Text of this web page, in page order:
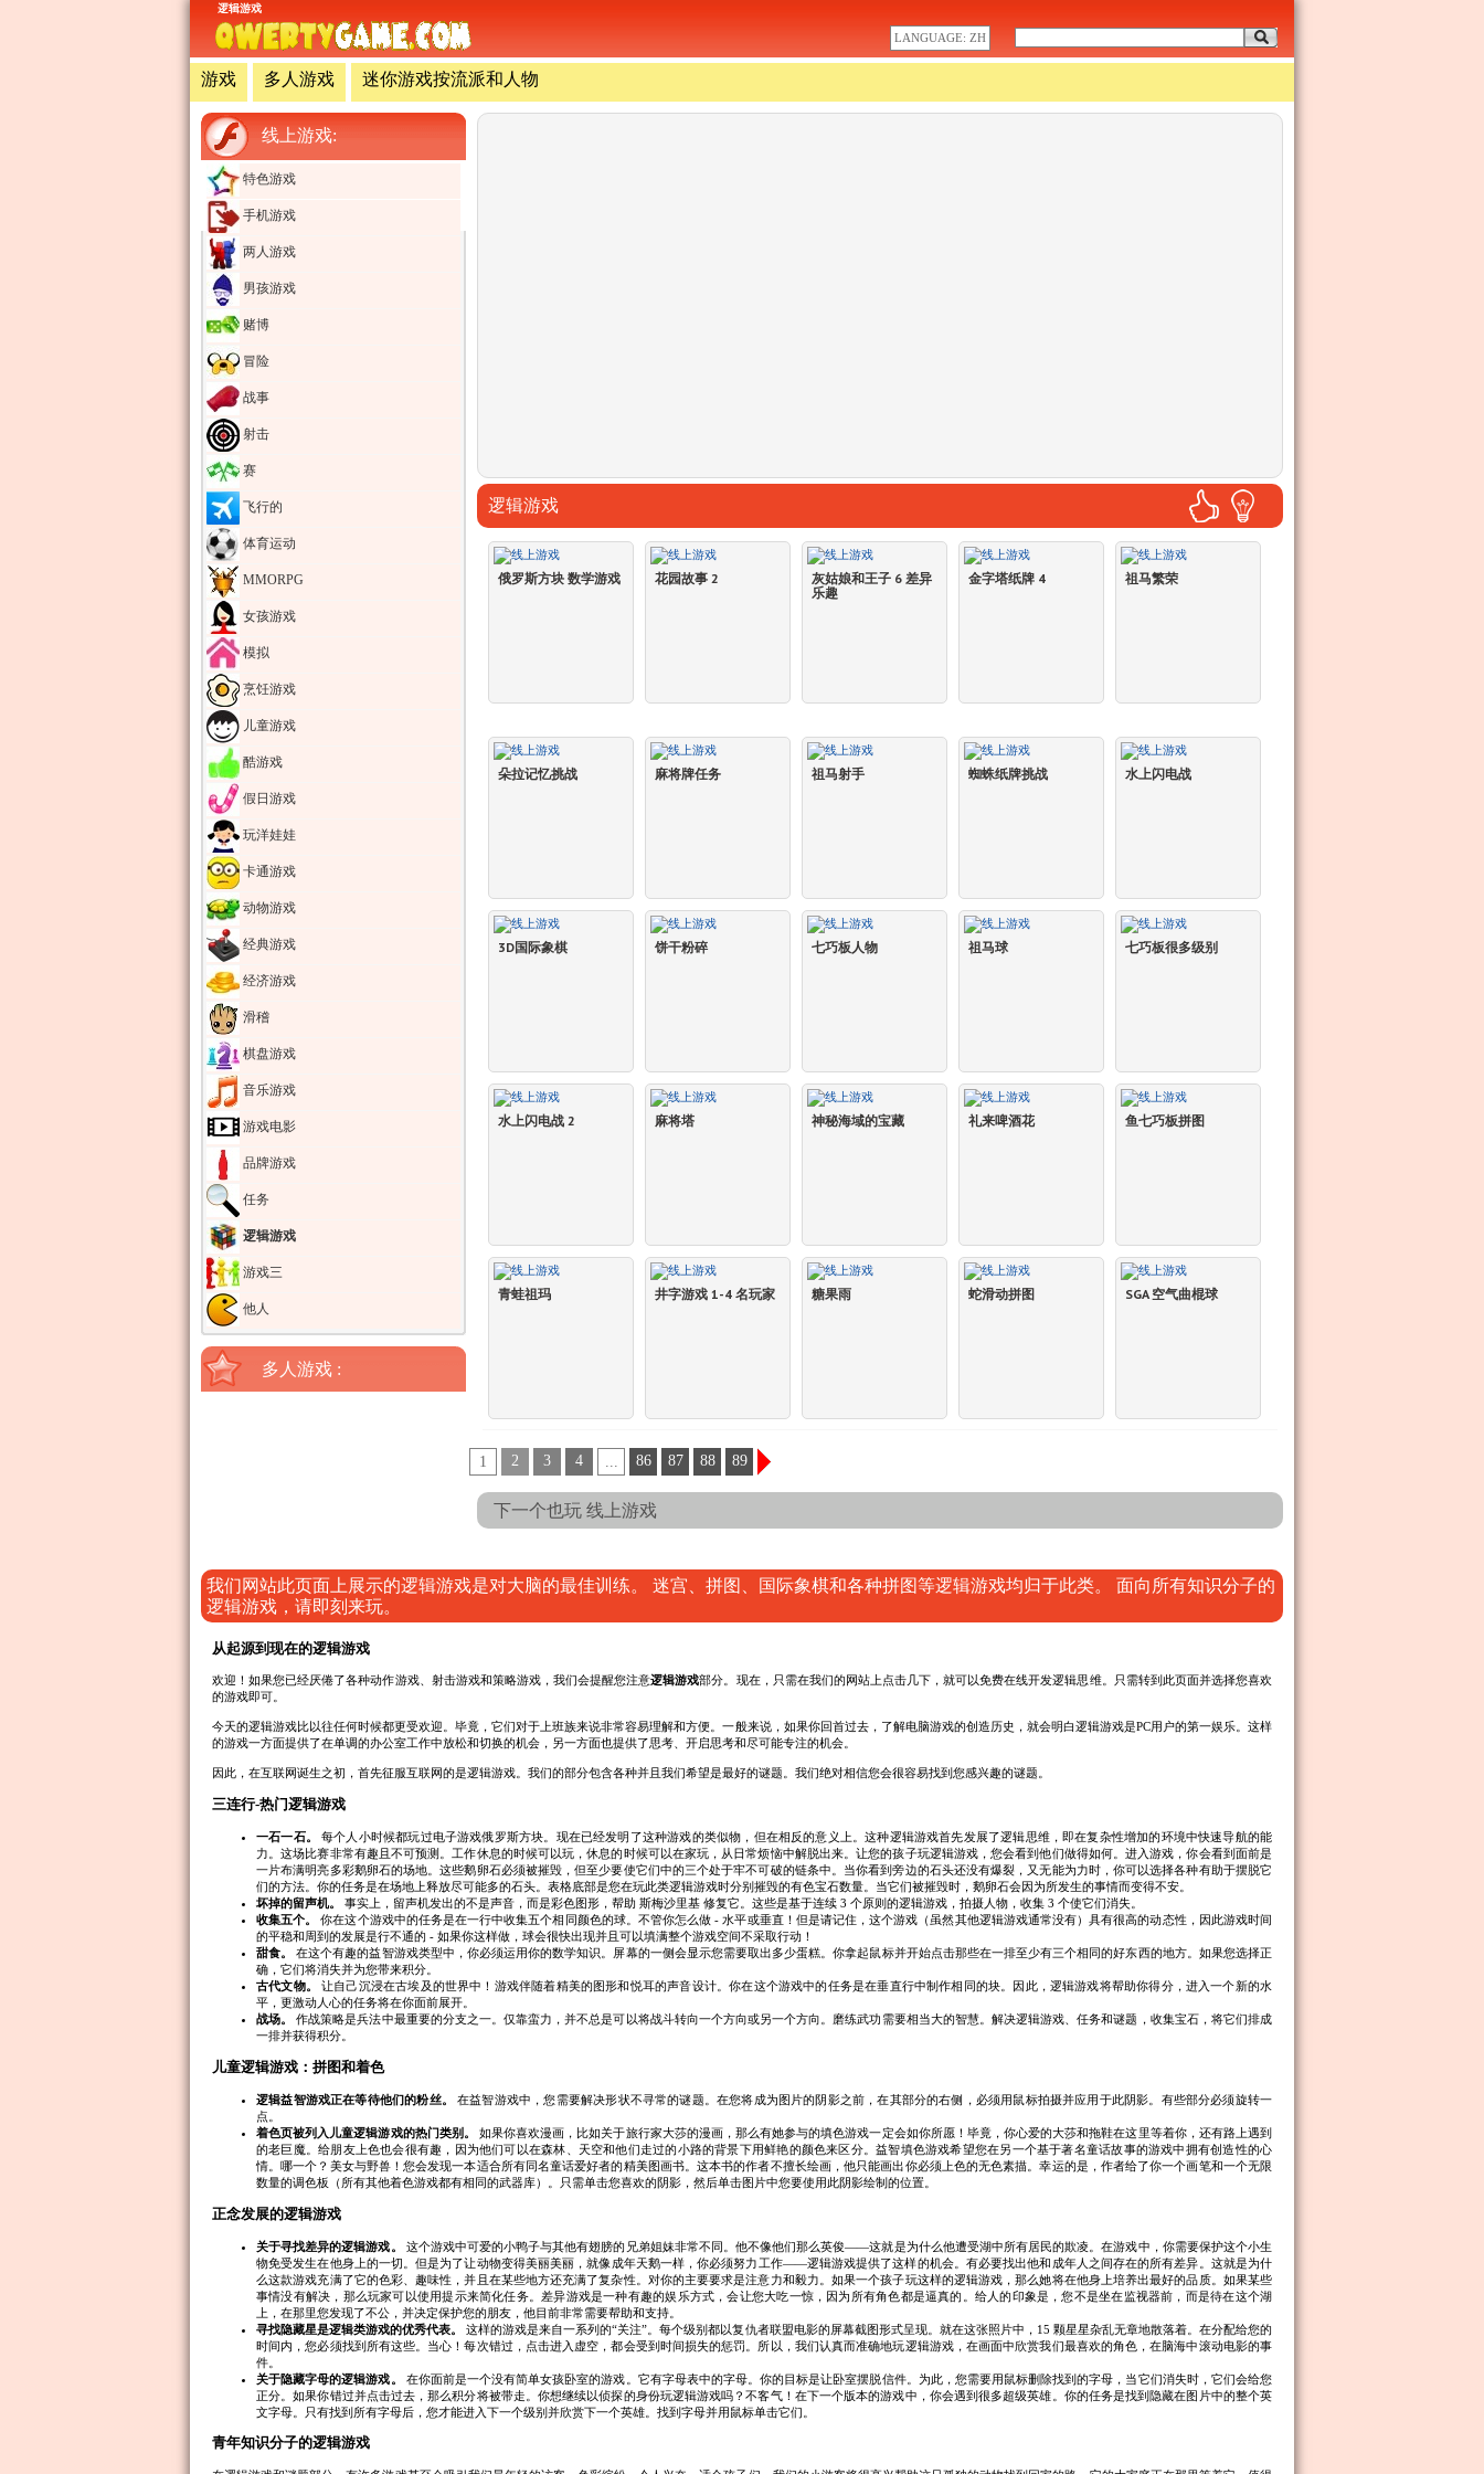
逻辑游戏
LANGUAGE: ZH
我们网站此页面上展示的逻辑游戏是对大脑的最佳训练。 迷宫、拼图、国际象棋和各种拼图等逻辑游戏均归于此类。 面向所有知识分子的
逻辑游戏，请即刻来玩。
从起源到现在的逻辑游戏
欢迎！如果您已经厌倦了各种动作游戏、射击游戏和策略游戏，我们会提醒您注意逻辑游戏部分。现在，只需在我们的网站上点击几下，就可以免费在线开发逻辑思维。只需转到此页面并选择您喜欢
的游戏即可。
今天的逻辑游戏比以往任何时候都更受欢迎。毕竟，它们对于上班族来说非常容易理解和方便。一般来说，如果你回首过去，了解电脑游戏的创造历史，就会明白逻辑游戏是PC用户的第一娱乐。这样
的游戏一方面提供了在单调的办公室工作中放松和切换的机会，另一方面也提供了思考、开启思考和尽可能专注的机会。
因此，在互联网诞生之初，首先征服互联网的是逻辑游戏。我们的部分包含各种并且我们希望是最好的谜题。我们绝对相信您会很容易找到您感兴趣的谜题。
三连行-热门逻辑游戏
一石一石。每个人小时候都玩过电子游戏俄罗斯方块。现在已经发明了这种游戏的类似物，但在相反的意义上。这种逻辑游戏首先发展了逻辑思维，即在复杂性增加的环境中快速导航的能
力。这场比赛非常有趣且不可预测。工作休息的时候可以玩，休息的时候可以在家玩，从日常烦恼中解脱出来。让您的孩子玩逻辑游戏，您会看到他们做得如何。进入游戏，你会看到面前是
一片布满明亮多彩鹅卵石的场地。这些鹅卵石必须被摧毁，但至少要使它们中的三个处于牢不可破的链条中。当你看到旁边的石头还没有爆裂，又无能为力时，你可以选择各种有助于摆脱它
们的方法。你的任务是在场地上释放尽可能多的石头。表格底部是您在玩此类逻辑游戏时分别摧毁的有色宝石数量。当它们被摧毁时，鹅卵石会因为所发生的事情而变得不安。
坏掉的留声机。 事实上，留声机发出的不是声音，而是彩色图形，帮助 斯梅沙里基 修复它。这些是基于连续 3 个原则的逻辑游戏，拍摄人物，收集 3 个使它们消失。
收集五个。你在这个游戏中的任务是在一行中收集五个相同颜色的球。不管你怎么做 - 水平或垂直！但是请记住，这个游戏（虽然其他逻辑游戏通常没有）具有很高的动态性，因此游戏时间
的平稳和周到的发展是行不通的 - 如果你这样做，球会很快出现并且可以填满整个游戏空间不采取行动！
甜食。在这个有趣的益智游戏类型中，你必须运用你的数学知识。屏幕的一侧会显示您需要取出多少蛋糕。你拿起鼠标并开始点击那些在一排至少有三个相同的好东西的地方。如果您选择正
确，它们将消失并为您带来积分。
古代文物。让自己沉浸在古埃及的世界中！游戏伴随着精美的图形和悦耳的声音设计。你在这个游戏中的任务是在垂直行中制作相同的块。因此，逻辑游戏将帮助你得分，进入一个新的水
平，更激动人心的任务将在你面前展开。
战场。作战策略是兵法中最重要的分支之一。仅靠蛮力，并不总是可以将战斗转向一个方向或另一个方向。磨练武功需要相当大的智慧。解决逻辑游戏、任务和谜题，收集宝石，将它们排成
一排并获得积分。
儿童逻辑游戏：拼图和着色
逻辑益智游戏正在等待他们的粉丝。在益智游戏中，您需要解决形状不寻常的谜题。在您将成为图片的阴影之前，在其部分的右侧，必须用鼠标拍摄并应用于此阴影。有些部分必须旋转一
点。
着色页被列入儿童逻辑游戏的热门类别。 如果你喜欢漫画，比如关于旅行家大莎的漫画，那么有她参与的填色游戏一定会如你所愿！毕竟，你心爱的大莎和拖鞋在这里等着你，还有路上遇到
的老巨魔。给朋友上色也会很有趣，因为他们可以在森林、天空和他们走过的小路的背景下用鲜艳的颜色来区分。益智填色游戏希望您在另一个基于著名童话故事的游戏中拥有创造性的心
情。哪一个？美女与野兽！您会发现一本适合所有同名童话爱好者的精美图画书。这本书的作者不擅长绘画，他只能画出你必须上色的无色素描。幸运的是，作者给了你一个画笔和一个无限
数量的调色板（所有其他着色游戏都有相同的武器库）。只需单击您喜欢的阴影，然后单击图片中您要使用此阴影绘制的位置。
正念发展的逻辑游戏
关于寻找差异的逻辑游戏。 这个游戏中可爱的小鸭子与其他有翅膀的兄弟姐妹非常不同。他不像他们那么英俊——这就是为什么他遭受湖中所有居民的欺凌。在游戏中，你需要保护这个小生
物免受发生在他身上的一切。但是为了让动物变得美丽美丽，就像成年天鹅一样，你必须努力工作——逻辑游戏提供了这样的机会。有必要找出他和成年人之间存在的所有差异。这就是为什
么这款游戏充满了它的色彩、趣味性，并且在某些地方还充满了复杂性。对你的主要要求是注意力和毅力。如果一个孩子玩这样的逻辑游戏，那么她将在他身上培养出最好的品质。如果某些
事情没有解决，那么玩家可以使用提示来简化任务。差异游戏是一种有趣的娱乐方式，会让您大吃一惊，因为所有角色都是逼真的。给人的印象是，您不是坐在监视器前，而是待在这个湖
上，在那里您发现了不公，并决定保护您的朋友，他目前非常需要帮助和支持。
寻找隐藏星是逻辑类游戏的优秀代表。这样的游戏是来自一系列的“关注”。每个级别都以复仇者联盟电影的屏幕截图形式呈现。就在这张照片中，15 颗星星杂乱无章地散落着。在分配给您的
时间内，您必须找到所有这些。当心！每次错过，点击进入虚空，都会受到时间损失的惩罚。所以，我们认真而准确地玩逻辑游戏，在画面中欣赏我们最喜欢的角色，在脑海中滚动电影的事
件。
关于隐藏字母的逻辑游戏。 在你面前是一个没有简单女孩卧室的游戏。它有字母表中的字母。你的目标是让卧室摆脱信件。为此，您需要用鼠标删除找到的字母，当它们消失时，它们会给您
正分。如果你错过并点击过去，那么积分将被带走。你想继续以侦探的身份玩逻辑游戏吗？不客气！在下一个版本的游戏中，你会遇到很多超级英雄。你的任务是找到隐藏在图片中的整个英
文字母。只有找到所有字母后，您才能进入下一个级别并欣赏下一个英雄。找到字母并用鼠标单击它们。
青年知识分子的逻辑游戏
游戏 多人游戏 迷你游戏按流派和人物
线上游戏:
特色游戏
手机游戏
两人游戏
男孩游戏
赌博
冒险
战事
射击
赛
飞行的
体育运动
MMORPG
女孩游戏
模拟
烹饪游戏
儿童游戏
酷游戏
假日游戏
玩洋娃娃
卡通游戏
动物游戏
经典游戏
经济游戏
滑稽
棋盘游戏
音乐游戏
游戏电影
品牌游戏
任务
逻辑游戏
游戏三
他人
多人游戏 :
逻辑游戏
俄罗斯方块 数学游戏 花园故事 2
灰姑娘和王子 6 差异
乐趣
金字塔纸牌 4 祖马繁荣
朵拉记忆挑战 麻将牌任务 祖马射手 蜘蛛纸牌挑战 水上闪电战
3D国际象棋 饼干粉碎 七巧板人物 祖马球 七巧板很多级别
水上闪电战 2 麻将塔 神秘海域的宝藏 礼来啤酒花 鱼七巧板拼图
青蛙祖玛 井字游戏 1-4 名玩家 糖果雨 蛇滑动拼图 SGA 空气曲棍球
1 2 3 4 ... 86 87 88 89
下一个也玩 线上游戏